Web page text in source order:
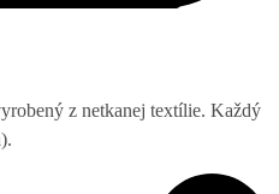
z netkanej textílie. Každý